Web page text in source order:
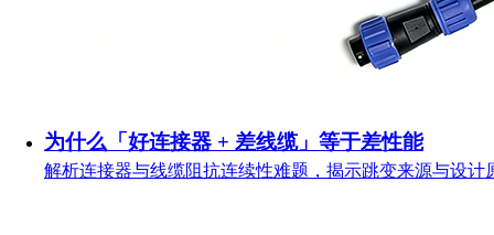
为什么「好连接器 + 差线缆」等于差性能
解析连接器与线缆阻抗连续性难题，揭示跳变来源与设计